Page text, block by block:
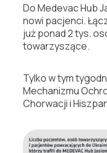
Do Medevac Hub
nowi pacjenci.
już ponad 2 tys.
towarzyszące.
Tylko w tym
Mechanizmu
Chorwacji i